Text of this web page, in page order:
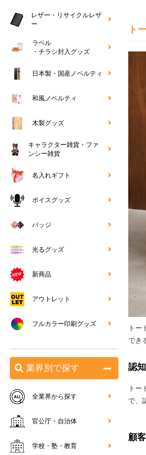
ト
トー
でき
認
トー
で、
顧
レザー・リサイクルレザ
ー
ラベル
・チラシ封入グッズ
日本製・国産ノベルティ
和風ノベルティ
木製グッズ
キャラクター雑貨・ファ
ンシー雑貨
名入れギフト
ボイスグッズ
バッジ
光るグッズ
新商品
アウトレット
フルカラー印刷グッズ
業界別で探す
全業界から探す
官公庁・自治体
学校・塾・教育